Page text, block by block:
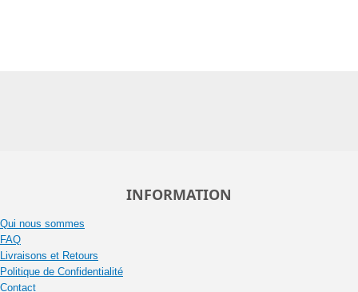
INFORMATION
Qui nous sommes
FAQ
Livraisons et Retours
Politique de Confidentialité
Contact